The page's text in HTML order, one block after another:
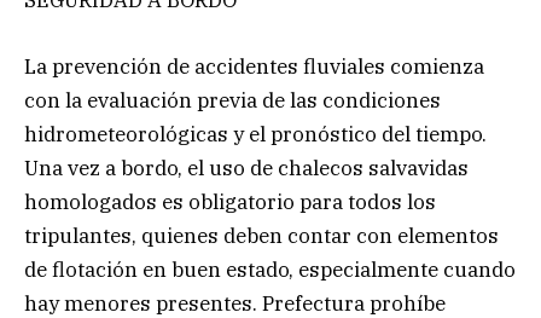
La prevención de accidentes fluviales comienza
con la evaluación previa de las condiciones
hidrometeorológicas y el pronóstico del tiempo.
Una vez a bordo, el uso de chalecos salvavidas
homologados es obligatorio para todos los
tripulantes, quienes deben contar con elementos
de flotación en buen estado, especialmente cuando
hay menores presentes. Prefectura prohíbe